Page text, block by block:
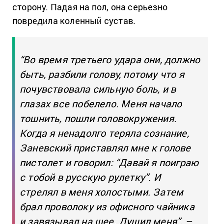
сторону. Падая на пол, она серьезно
повредила коленный сустав.
“Во время третьего удара они, должно
быть, разбили голову, потому что я
почувствовала сильную боль, и в
глазах все побелело. Меня начало
тошнить, пошли головокружения.
Когда я ненадолго теряла сознание,
Заневский приставлял мне к голове
пистолет и говорил: “Давай я поиграю
с тобой в русскую рулетку”. И
стрелял в меня холостыми. Затем
брал проволоку из офисного чайника
и завязывал на шее. Душил меня”, –